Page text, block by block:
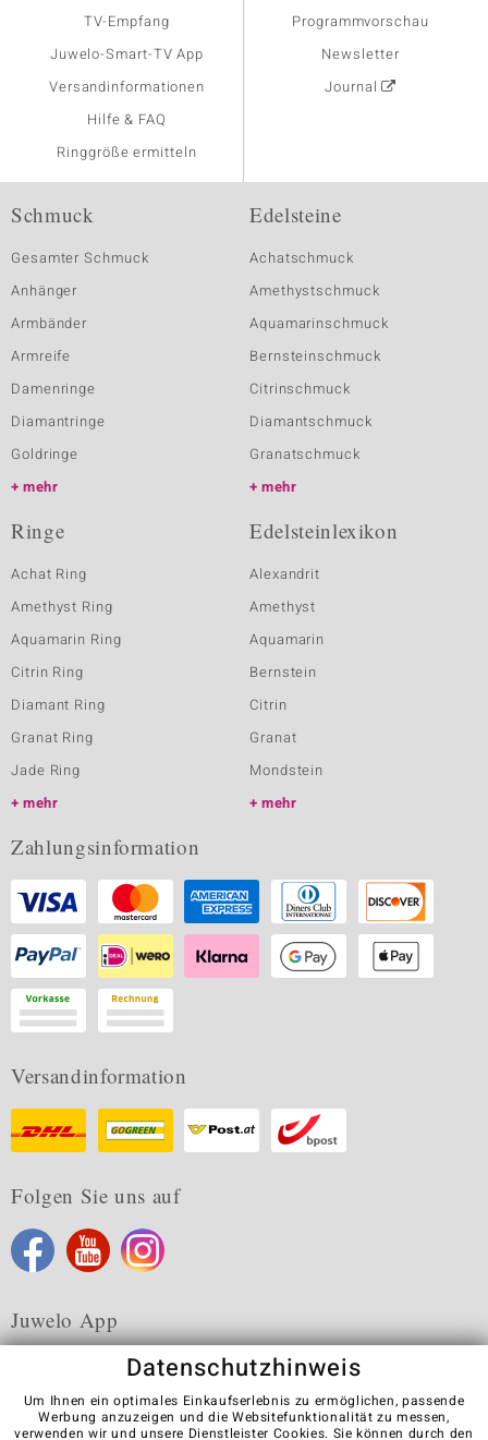
TV-Empfang
Juwelo-Smart-TV App
Versandinformationen
Hilfe & FAQ
Ringgröße ermitteln
Programmvorschau
Newsletter
Journal
Schmuck
Gesamter Schmuck
Anhänger
Armbänder
Armreife
Damenringe
Diamantringe
Goldringe
mehr
Edelsteine
Achatschmuck
Amethystschmuck
Aquamarinschmuck
Bernsteinschmuck
Citrinschmuck
Diamantschmuck
Granatschmuck
mehr
Ringe
Achat Ring
Amethyst Ring
Aquamarin Ring
Citrin Ring
Diamant Ring
Granat Ring
Jade Ring
mehr
Edelsteinlexikon
Alexandrit
Amethyst
Aquamarin
Bernstein
Citrin
Granat
Mondstein
mehr
Zahlungsinformation
Versandinformation
Folgen Sie uns auf
Juwelo App
Datenschutzhinweis
Um Ihnen ein optimales Einkaufserlebnis zu ermöglichen, passende
Werbung anzuzeigen und die Websitefunktionalität zu messen,
verwenden wir und unsere Dienstleister Cookies. Sie können durch den